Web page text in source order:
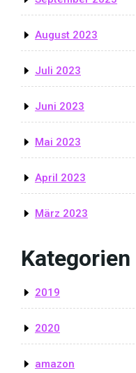
August 2023
Juli 2023
Juni 2023
Mai 2023
April 2023
März 2023
Kategorien
2019
2020
amazon